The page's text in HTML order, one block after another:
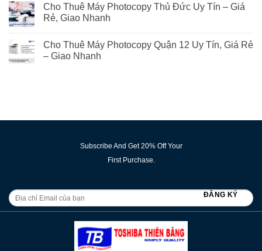
Cho Thuê Máy Photocopy Thủ Đức Uy Tín – Giá
Rẻ, Giao Nhanh
Cho Thuê Máy Photocopy Quận 12 Uy Tín, Giá Rẻ
– Giao Nhanh
Subscribe And Get 20% Off Your
First Purchase.